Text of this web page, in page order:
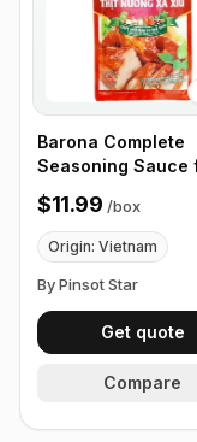
Barona Complete
Seasoning Sauce
Marinating Grilled
with Char Siu, 80g
of 24 Packets
$11.99 /box
Origin: Vietnam
By Pinsot Star
Get quote
Compare